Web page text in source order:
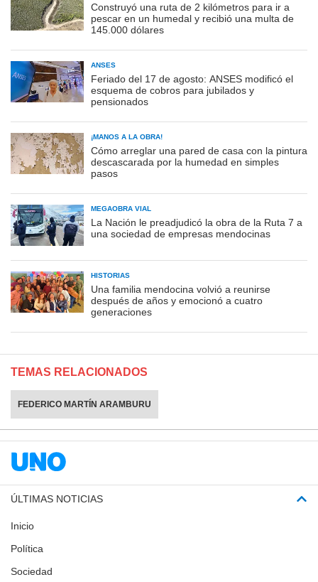
Construyó una ruta de 2 kilómetros para ir a
pescar en un humedal y recibió una multa de
145.000 dólares
ANSES
Feriado del 17 de agosto: ANSES modificó el
esquema de cobros para jubilados y
pensionados
¡MANOS A LA OBRA!
Cómo arreglar una pared de casa con la pintura
descascarada por la humedad en simples
pasos
MEGAOBRA VIAL
La Nación le preadjudicó la obra de la Ruta 7 a
una sociedad de empresas mendocinas
HISTORIAS
Una familia mendocina volvió a reunirse
después de años y emocionó a cuatro
generaciones
TEMAS RELACIONADOS
FEDERICO MARTÍN ARAMBURU
ÚLTIMAS NOTICIAS
Inicio
Política
Sociedad